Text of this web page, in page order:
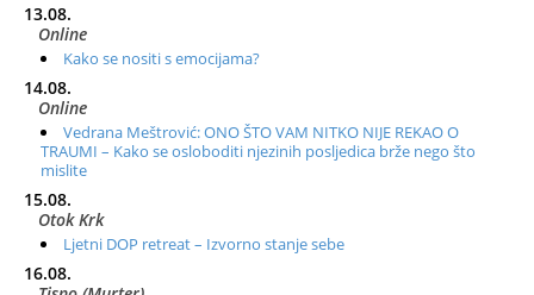
13.08.
Online
Kako se nositi s emocijama?
14.08.
Online
Vedrana Meštrović: ONO ŠTO VAM NITKO NIJE REKAO O
TRAUMI – Kako se osloboditi njezinih posljedica brže nego što
mislite
15.08.
Otok Krk
Ljetni DOP retreat – Izvorno stanje sebe
16.08.